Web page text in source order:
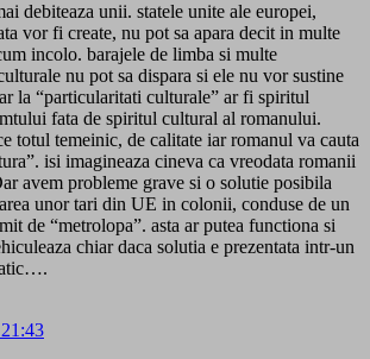
debiteaza unii. statele unite ale europei,
vor fi create, nu pot sa apara decit in multe
incolo. barajele de limba si multe
nu pot sa dispara si ele nu vor sustine
la “particularitati culturale” ar fi spiritul
fata de spiritul cultural al romanului.
totul temeinic, de calitate iar romanul va cauta
isi imagineaza cineva ca vreodata romanii
avem probleme grave si o solutie posibila
unor tari din UE in colonii, conduse de un
de “metrolopa”. asta ar putea functiona si
chiar daca solutia e prezentata intr-un